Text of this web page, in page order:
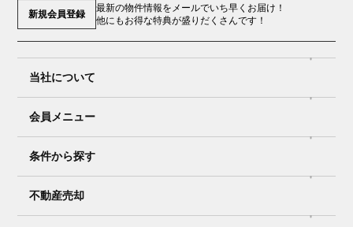
新規会員登録
最新の物件情報をメールでいち早くお届け！
他にもお得な特典が盛りだくさんです！
当社について
会員メニュー
条件から探す
不動産売却